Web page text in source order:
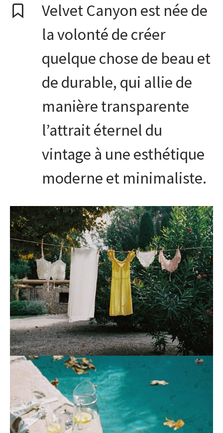
Velvet Canyon est née de
la volonté de créer
quelque chose de beau et
de durable, qui allie de
manière transparente
l’attrait éternel du
vintage à une esthétique
moderne et minimaliste.